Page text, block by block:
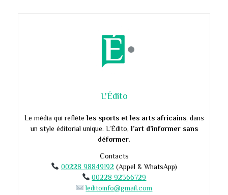
L'Édito
Le média qui reflète les sports et les arts africains, dans
un style éditorial unique. L’Édito, l’art d’informer sans
déformer.
Contacts
00228 98849192 (Appel & WhatsApp)
00228 92366729
leditoinfo@gmail.com